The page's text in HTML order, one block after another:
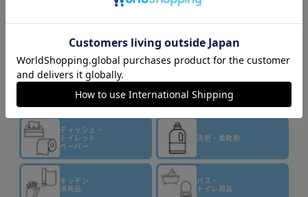
予めご了承くださいますようお願いいたします。
商品はアイリスプラザがセレクトしたオススメ商品です。
商品情報
▼その他 商品はこちら▼
ティッシュ・
トイレット
ペーパー
洗剤・柔軟剤
キッチン
消耗品
バス・
トイレ用品